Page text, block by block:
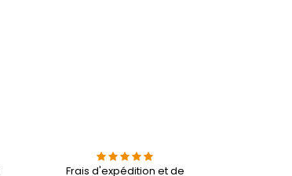
Frais d'expédition et de